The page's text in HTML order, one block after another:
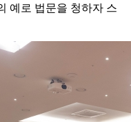
예로 법문을 청하자 스